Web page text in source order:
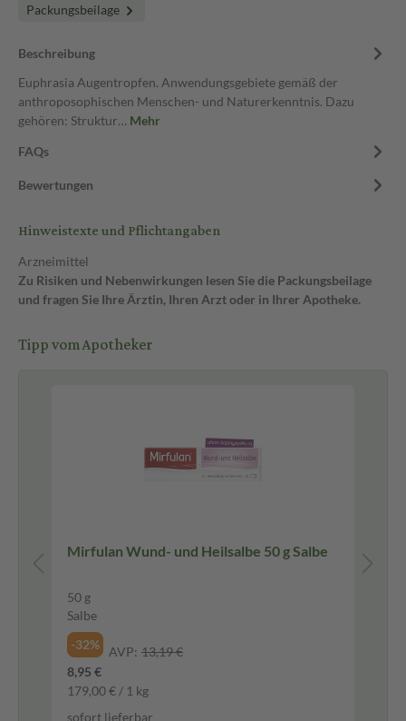
Packungsbeilage
Beschreibung
Euphrasia Augentropfen. Anwendungsgebiete gemäß der
anthroposophischen Menschen- und Naturerkenntnis. Dazu
gehören: Struktur… Mehr
FAQs
Bewertungen
Hinweistexte und Pflichtangaben
Arzneimittel
Zu Risiken und Nebenwirkungen lesen Sie die Packungsbeilage
und fragen Sie Ihre Ärztin, Ihren Arzt oder in Ihrer Apotheke.
Tipp vom Apotheker
Mirfulan Wund- und Heilsalbe 50 g Salbe
50 g
Salbe
-32%
AVP: 13,19 €
8,95 €
179,00 € / 1 kg
sofort lieferbar